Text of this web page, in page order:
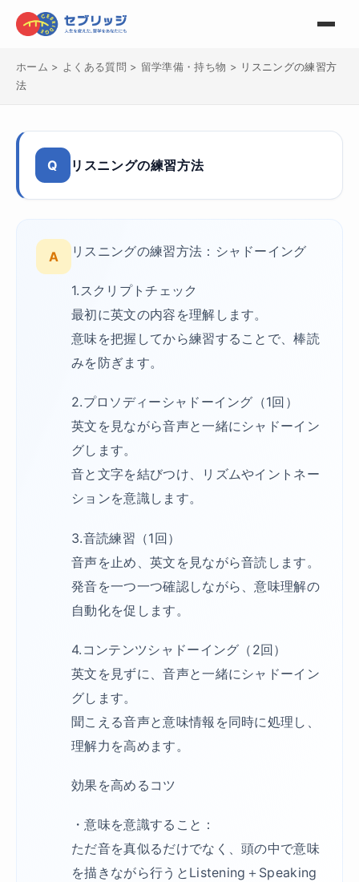
ホーム > よくある質問 > 留学準備・持ち物 > リスニングの練習方
法
Q リスニングの練習方法
A リスニングの練習方法：シャドーイング
1.スクリプトチェック
最初に英文の内容を理解します。
意味を把握してから練習することで、棒読
みを防ぎます。
2.プロソディーシャドーイング（1回）
英文を見ながら音声と一緒にシャドーイン
グします。
音と文字を結びつけ、リズムやイントネー
ションを意識します。
3.音読練習（1回）
音声を止め、英文を見ながら音読します。
発音を一つ一つ確認しながら、意味理解の
自動化を促します。
4.コンテンツシャドーイング（2回）
英文を見ずに、音声と一緒にシャドーイン
グします。
聞こえる音声と意味情報を同時に処理し、
理解力を高めます。
効果を高めるコツ
・意味を意識すること：
ただ音を真似るだけでなく、頭の中で意味
を描きながら行うとListening＋Speaking